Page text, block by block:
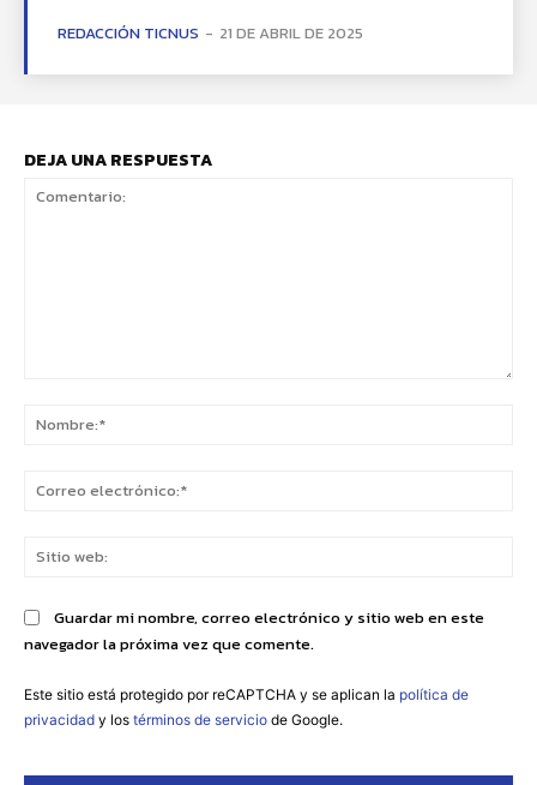
REDACCIÓN TICNUS - 21 DE ABRIL DE 2025
DEJA UNA RESPUESTA
Guardar mi nombre, correo electrónico y sitio web en este
navegador la próxima vez que comente.
Este sitio está protegido por reCAPTCHA y se aplican la política de
privacidad y los términos de servicio de Google.